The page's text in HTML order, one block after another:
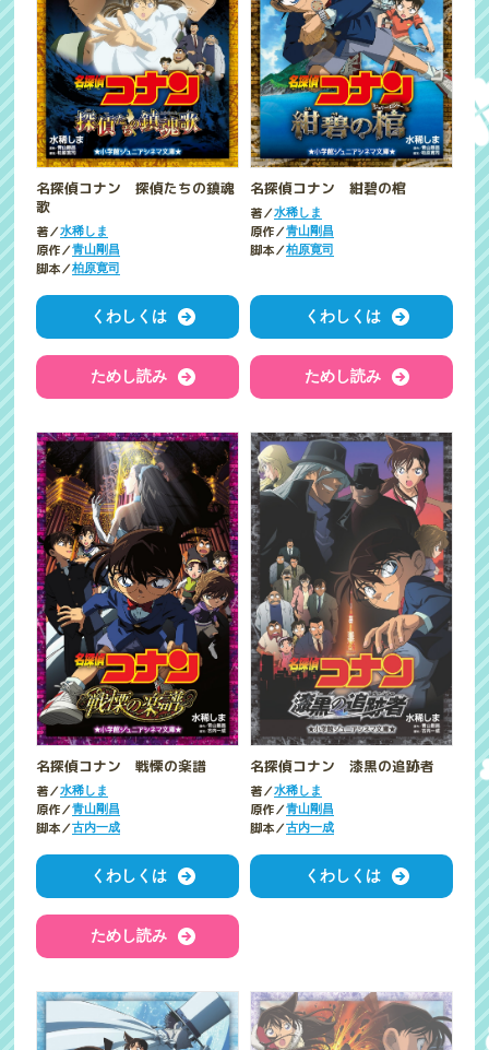
名探偵コナン 探偵たちの鎮魂
歌
著／水稀しま
原作／青山剛昌
脚本／柏原寛司
くわしくは
ためし読み
名探偵コナン 紺碧の棺
著／水稀しま
原作／青山剛昌
脚本／柏原寛司
くわしくは
ためし読み
名探偵コナン 戦慄の楽譜
著／水稀しま
原作／青山剛昌
脚本／古内一成
くわしくは
ためし読み
名探偵コナン 漆黒の追跡者
著／水稀しま
原作／青山剛昌
脚本／古内一成
くわしくは